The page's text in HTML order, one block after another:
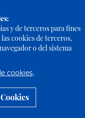
y de terceros para fines
cookies de terceros,
o del sistema
cookies.